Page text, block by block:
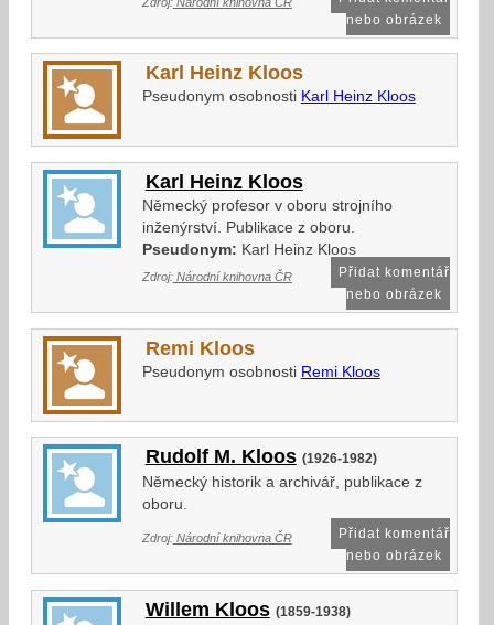
nebo obrázek
Karl Heinz Kloos
Pseudonym osobnosti Karl Heinz Kloos
Karl Heinz Kloos
Německý profesor v oboru strojního
inženýrství. Publikace z oboru.
Pseudonym: Karl Heinz Kloos
Zdroj:Národní knihovna ČR
Přidat komentář
nebo obrázek
Remi Kloos
Pseudonym osobnosti Remi Kloos
Rudolf M. Kloos (1926-1982)
Německý historik a archivář, publikace z
oboru.
Zdroj:Národní knihovna ČR
Přidat komentář
nebo obrázek
Willem Kloos (1859-1938)